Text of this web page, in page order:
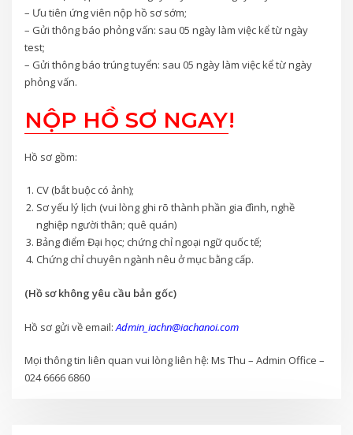
– Ưu tiên ứng viên nộp hồ sơ sớm;
– Gửi thông báo phỏng vấn: sau 05 ngày làm việc kể từ ngày
test;
– Gửi thông báo trúng tuyển: sau 05 ngày làm việc kể từ ngày
phỏng vấn.
NỘP HỒ SƠ NGAY!
Hồ sơ gồm:
CV (bắt buộc có ảnh);
Sơ yếu lý lịch (vui lòng ghi rõ thành phần gia đình, nghề
nghiệp người thân; quê quán)
Bảng điểm Đại học; chứng chỉ ngoại ngữ quốc tế;
Chứng chỉ chuyên ngành nêu ở mục bằng cấp.
(Hồ sơ không yêu cầu bản gốc)
Hồ sơ gửi về email:Admin_iachn@iachanoi.com
Mọi thông tin liên quan vui lòng liên hệ: Ms Thu – Admin Office –
024 6666 6860